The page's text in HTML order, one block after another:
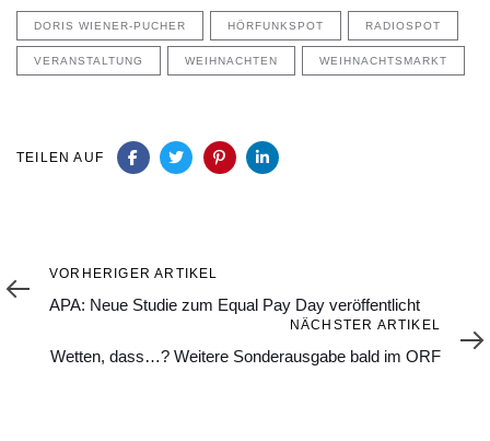
DORIS WIENER-PUCHER HÖRFUNKSPOT RADIOSPOT
VERANSTALTUNG WEIHNACHTEN WEIHNACHTSMARKT
TEILEN AUF
Vorheriger
Artikel
VORHERIGER ARTIKEL
APA: Neue Studie zum Equal Pay Day veröffentlicht
Artikel
NÄCHSTER ARTIKEL
Wetten, dass…? Weitere Sonderausgabe bald im ORF